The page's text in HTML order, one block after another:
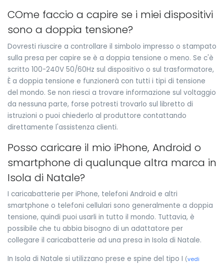
COme faccio a capire se i miei dispositivi
sono a doppia tensione?
Dovresti riuscire a controllare il simbolo impresso o stampato
sulla presa per capire se è a doppia tensione o meno. Se c'è
scritto 100-240V 50/60Hz sul dispositivo o sul trasformatore,
È a doppia tensione e funzionerà con tutti i tipi di tensione
del mondo. Se non riesci a trovare informazione sul voltaggio
da nessuna parte, forse potresti trovarlo sul libretto di
istruzioni o puoi chiederlo al produttore contattando
direttamente l'assistenza clienti.
Posso caricare il mio iPhone, Android o
smartphone di qualunque altra marca in
Isola di Natale?
I caricabatterie per iPhone, telefoni Android e altri
smartphone o telefoni cellulari sono generalmente a doppia
tensione, quindi puoi usarli in tutto il mondo. Tuttavia, è
possibile che tu abbia bisogno di un adattatore per
collegare il caricabatterie ad una presa in Isola di Natale.
In Isola di Natale si utilizzano prese e spine del tipo I (vedi